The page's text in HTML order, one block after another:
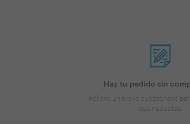
Haz tu pedido sin
Rellena un breve cuestionario
que necesitas.